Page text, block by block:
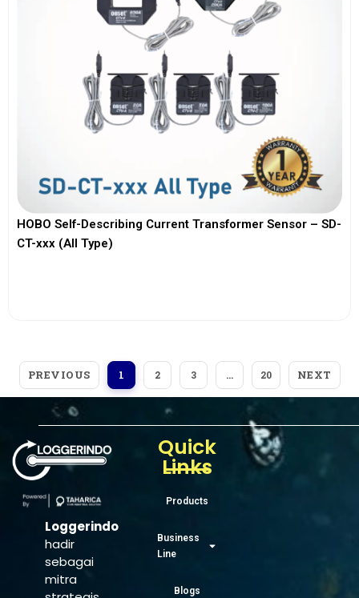
HOBO Self-Describing Current Transformer Sensor – SD-
CT-xxx (All Type)
PREVIOUS 1 2 3 … 20 NEXT
Loggerindo
hadir
sebagai
mitra
Quick
Links
Products
Business
Line
Blogs